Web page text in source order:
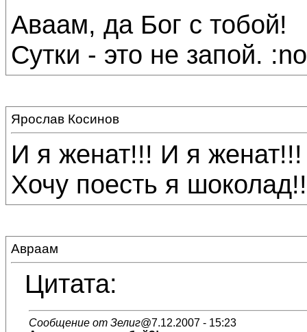
Аваам, да Бог с тобой!
Сутки - это не запой.
Ярослав Косинов
И я женат!!! И я женат!!!
Хочу поесть я
Авраам
Цитата:
Сообщение от Зелиг@7.12.2007 - 15:23